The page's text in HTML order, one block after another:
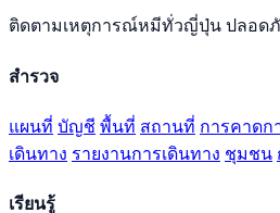
ติดตามเหตุการณ์หมีทั่วญี่ปุ่น ปลอดภั
สำรวจ
แผนที่ บัญชี พื้นที่ สถานที่ การคาด
เดินทาง รายงานการเดินทาง ชุมชน
เรียนรู้